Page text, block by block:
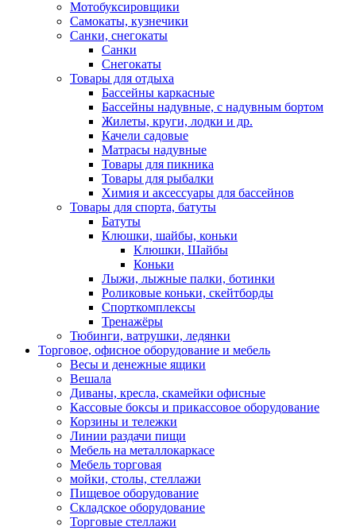
Мотобуксировщики
Самокаты, кузнечики
Санки, снегокаты
Санки
Снегокаты
Товары для отдыха
Бассейны каркасные
Бассейны надувные, с надувным бортом
Жилеты, круги, лодки и др.
Качели садовые
Матрасы надувные
Товары для пикника
Товары для рыбалки
Химия и аксессуары для бассейнов
Товары для спорта, батуты
Батуты
Клюшки, шайбы, коньки
Клюшки, Шайбы
Коньки
Лыжи, лыжные палки, ботинки
Роликовые коньки, скейтборды
Спорткомплексы
Тренажёры
Тюбинги, ватрушки, ледянки
Торговое, офисное оборудование и мебель
Весы и денежные ящики
Вешала
Диваны, кресла, скамейки офисные
Кассовые боксы и прикассовое оборудование
Корзины и тележки
Линии раздачи пищи
Мебель на металлокаркасе
Мебель торговая
мойки, столы, стеллажи
Пищевое оборудование
Складское оборудование
Торговые стеллажи